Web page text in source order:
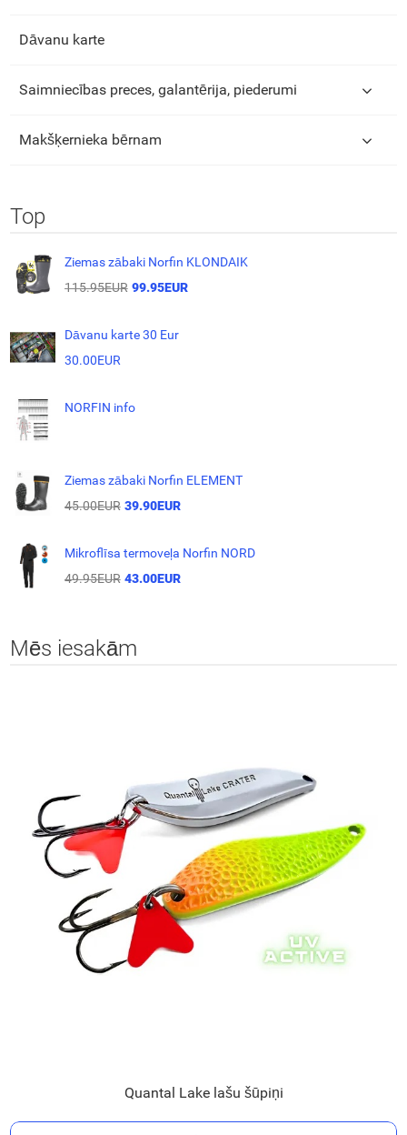
Dāvanu karte
Saimniecības preces, galantērija, piederumi
Makšķernieka bērnam
Top
Ziemas zābaki Norfin KLONDAIK
115.95EUR 99.95EUR
Dāvanu karte 30 Eur
30.00EUR
NORFIN info
Ziemas zābaki Norfin ELEMENT
45.00EUR 39.90EUR
Mikroflīsa termoveļa Norfin NORD
49.95EUR 43.00EUR
Mēs iesakām
Quantal Lake lašu šūpiņi